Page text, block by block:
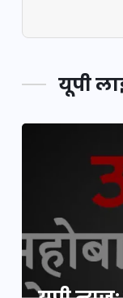
यूपी